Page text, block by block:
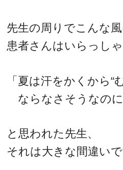
先生の周りでこんな
患者さんはいらっし
「夏は汗をかくから“
ならなさそうなの
と思われた先生、
それは大きな間違いで